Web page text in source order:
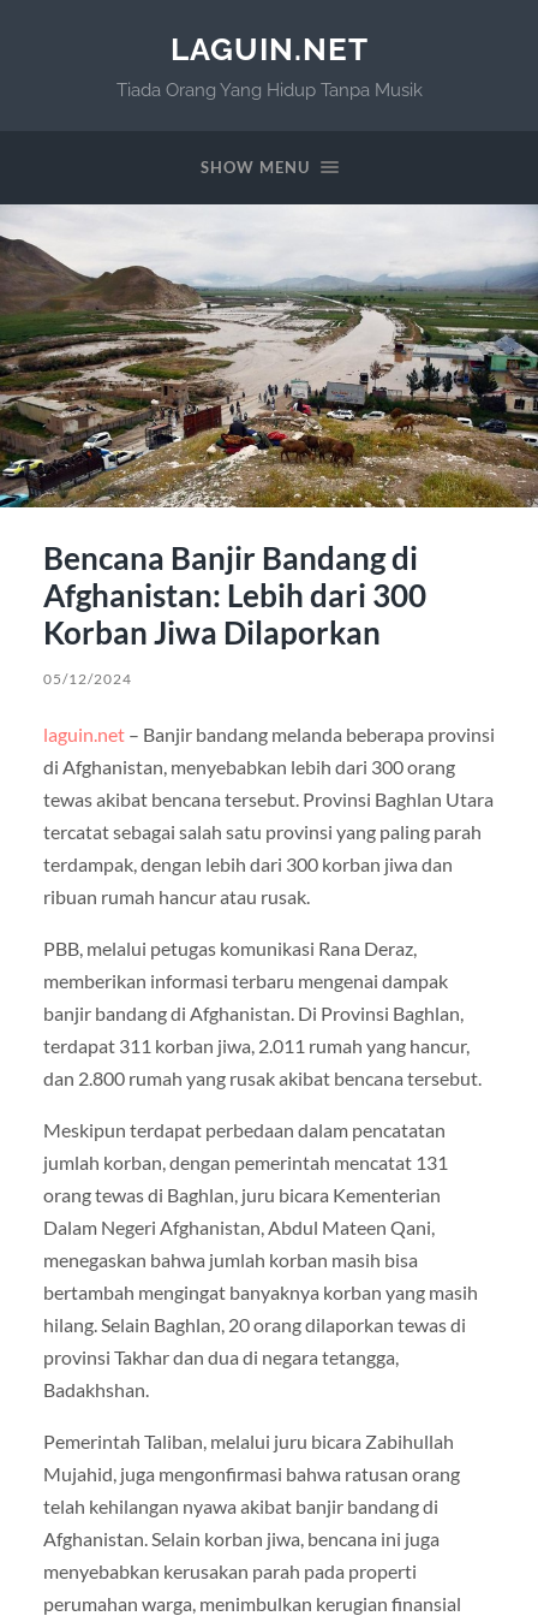
LAGUIN.NET
Tiada Orang Yang Hidup Tanpa Musik
SHOW MENU
Bencana Banjir Bandang di
Afghanistan: Lebih dari 300
Korban Jiwa Dilaporkan
05/12/2024
laguin.net– Banjir bandang melanda beberapa provinsi
di Afghanistan, menyebabkan lebih dari 300 orang
tewas akibat bencana tersebut. Provinsi Baghlan Utara
tercatat sebagai salah satu provinsi yang paling parah
terdampak, dengan lebih dari 300 korban jiwa dan
ribuan rumah hancur atau rusak.
PBB, melalui petugas komunikasi Rana Deraz,
memberikan informasi terbaru mengenai dampak
banjir bandang di Afghanistan. Di Provinsi Baghlan,
terdapat 311 korban jiwa, 2.011 rumah yang hancur,
dan 2.800 rumah yang rusak akibat bencana tersebut.
Meskipun terdapat perbedaan dalam pencatatan
jumlah korban, dengan pemerintah mencatat 131
orang tewas di Baghlan, juru bicara Kementerian
Dalam Negeri Afghanistan, Abdul Mateen Qani,
menegaskan bahwa jumlah korban masih bisa
bertambah mengingat banyaknya korban yang masih
hilang. Selain Baghlan, 20 orang dilaporkan tewas di
provinsi Takhar dan dua di negara tetangga,
Badakhshan.
Pemerintah Taliban, melalui juru bicara Zabihullah
Mujahid, juga mengonfirmasi bahwa ratusan orang
telah kehilangan nyawa akibat banjir bandang di
Afghanistan. Selain korban jiwa, bencana ini juga
menyebabkan kerusakan parah pada properti
perumahan warga, menimbulkan kerugian finansial